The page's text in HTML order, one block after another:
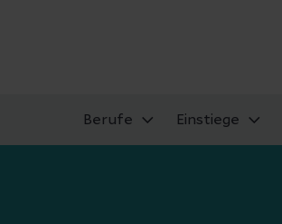
Berufe Einstiege